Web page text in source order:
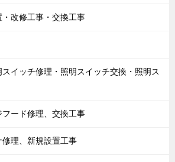
改修工事・交換工事
イッチ修理・照明スイッチ交換・照明ス
ード修理、交換工事
理、新規設置工事